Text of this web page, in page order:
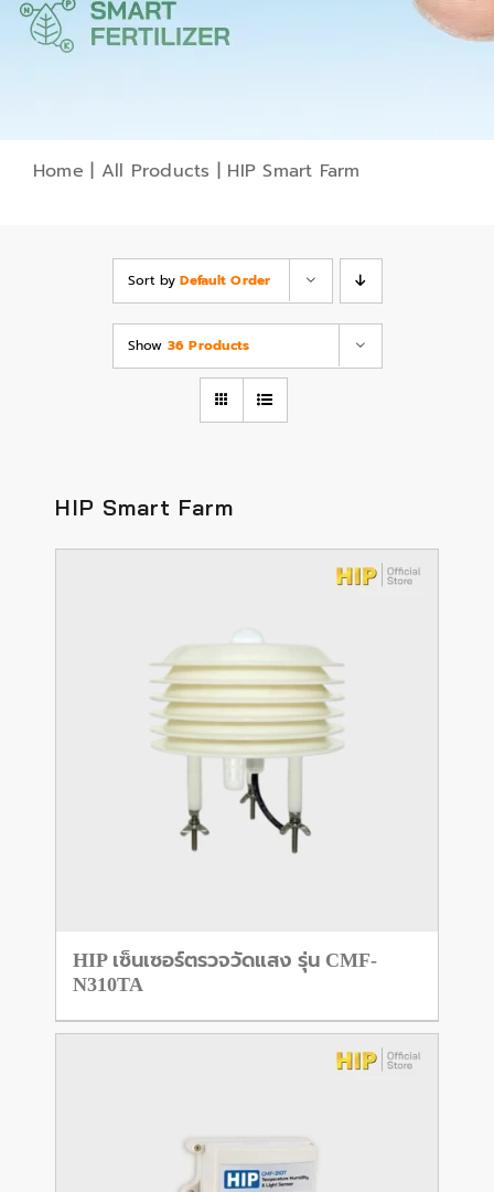
Home | All Products | HIP Smart Farm
Sort byDefault Order
Show 36 Products
HIP Smart Farm
HIP เซ็นเซอร์ตรวจวัดแสง รุ่น CMF-
N310TA